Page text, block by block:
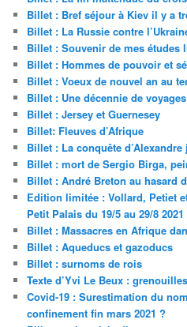
Billet : Bref séjour à Kiev il y a
Billet : La Russie contre
Billet : Souvenir de mes études
Billet : Hommes de pouvoir et
Billet : Voeux de nouvel an au
Billet : Une décennie de
Billet : Jersey et Guernesey
Billet: Fleuves d’Afrique
Billet : La conquête
Billet : mort de Sergio Birga,
Billet : André Breton au hasard
Edition limitée : Vollard, Petiet
Petit Palais du 19/5 au 29/8 2021
Billet : Massacres en Afrique
Billet : Aqueducs et gazoducs
Billet : surnoms de rois
Texte d’Yvi Le Beux :
Covid-19 : Surestimation du
confinement fin mars 2021 ?